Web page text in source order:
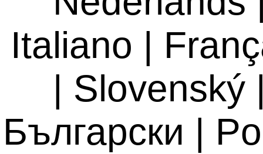
Italiano |
| Slovenský
Български |